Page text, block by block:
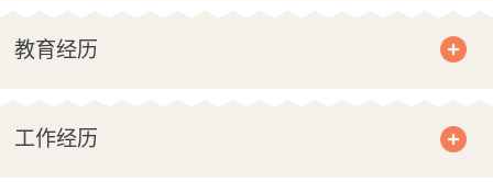
教育经历
工作经历